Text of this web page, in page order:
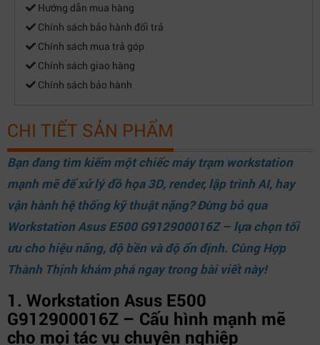
Hướng dẫn mua hàng
Chính sách bảo hành đổi trả
Chính sách mua trả góp
Chính sách giao hàng
Chính sách bảo hành
CHI TIẾT SẢN PHẨM
Bạn đang tìm kiếm một chiếc máy trạm workstation
mạnh mẽ để xử lý đồ họa 3D, render, lập trình AI, hay
vận hành hệ thống kỹ thuật nặng? Đừng bỏ qua
Workstation Asus E500 G912900016Z – lựa chọn tối
ưu cho hiệu năng, độ bền và độ ổn định. CùngHợp
Thành Thịnh khám phá ngay trong bài viết này!
1. Workstation Asus E500
G912900016Z – Cấu hình mạnh mẽ
cho mọi tác vụ chuyên nghiệp